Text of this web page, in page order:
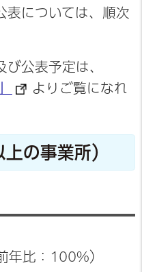
表については、順次
公表予定は、
よりご覧になれ
の事業所）
年比：100%）